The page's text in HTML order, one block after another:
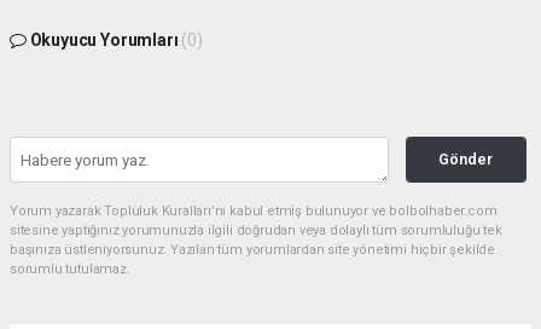
Okuyucu Yorumları (0)
Gönder
Yorum yazarak Topluluk Kuralları’nı kabul etmiş bulunuyor ve bolbolhaber.com
sitesine yaptığınız yorumunuzla ilgili doğrudan veya dolaylı tüm sorumluluğu tek
başınıza üstleniyorsunuz. Yazılan tüm yorumlardan site yönetimi hiçbir şekilde
sorumlu tutulamaz.